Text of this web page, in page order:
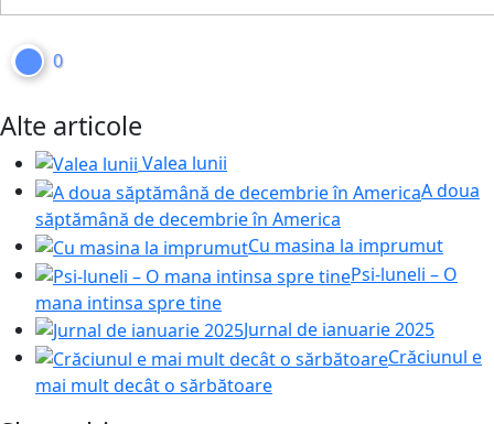
0
Alte articole
Valea lunii
A doua
săptămână de decembrie în America
Cu masina la imprumut
Psi-luneli – O
mana intinsa spre tine
Jurnal de ianuarie 2025
Crăciunul e
mai mult decât o sărbătoare